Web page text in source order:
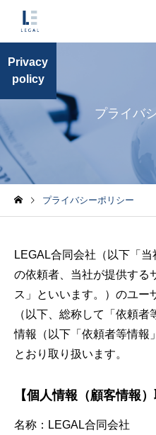
内部統制外部
金融庁の監督指針改
べきメール・SMS運
プライバ
Privacy
policy
プライバシーポリシー
LEGAL合同会社（以下「
の依頼者、当社が提供する
ス」といいます。）のユー
（以下、総称して「依頼
情報（以下「依頼者等情報
とおり取り扱います。
【個人情報（顧客情報）
名称：LEGAL合同会社